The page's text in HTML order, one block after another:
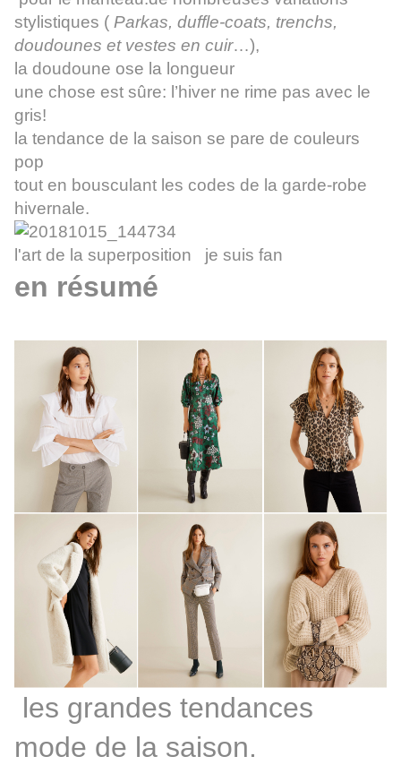
stylistiques ( Parkas, duffle-coats, trenchs,
doudounes et vestes en cuir…),
la doudoune ose la longueur
une chose est sûre: l’hiver ne rime pas avec le
gris!
la tendance de la saison se pare de couleurs
pop
tout en bousculant les codes de la garde-robe
hivernale.
l'art de la superposition je suis fan
en résumé
les grandes tendances
mode de la saison.